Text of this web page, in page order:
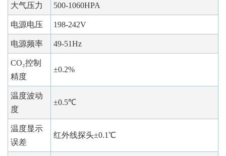
大气压力 500-1060HPA
电源电压 198-242V
电源频率 49-51Hz
CO₂控制
精度
±0.2%
温度波动
度
±0.5℃
温度显示
误差
红外线探头±0.1℃